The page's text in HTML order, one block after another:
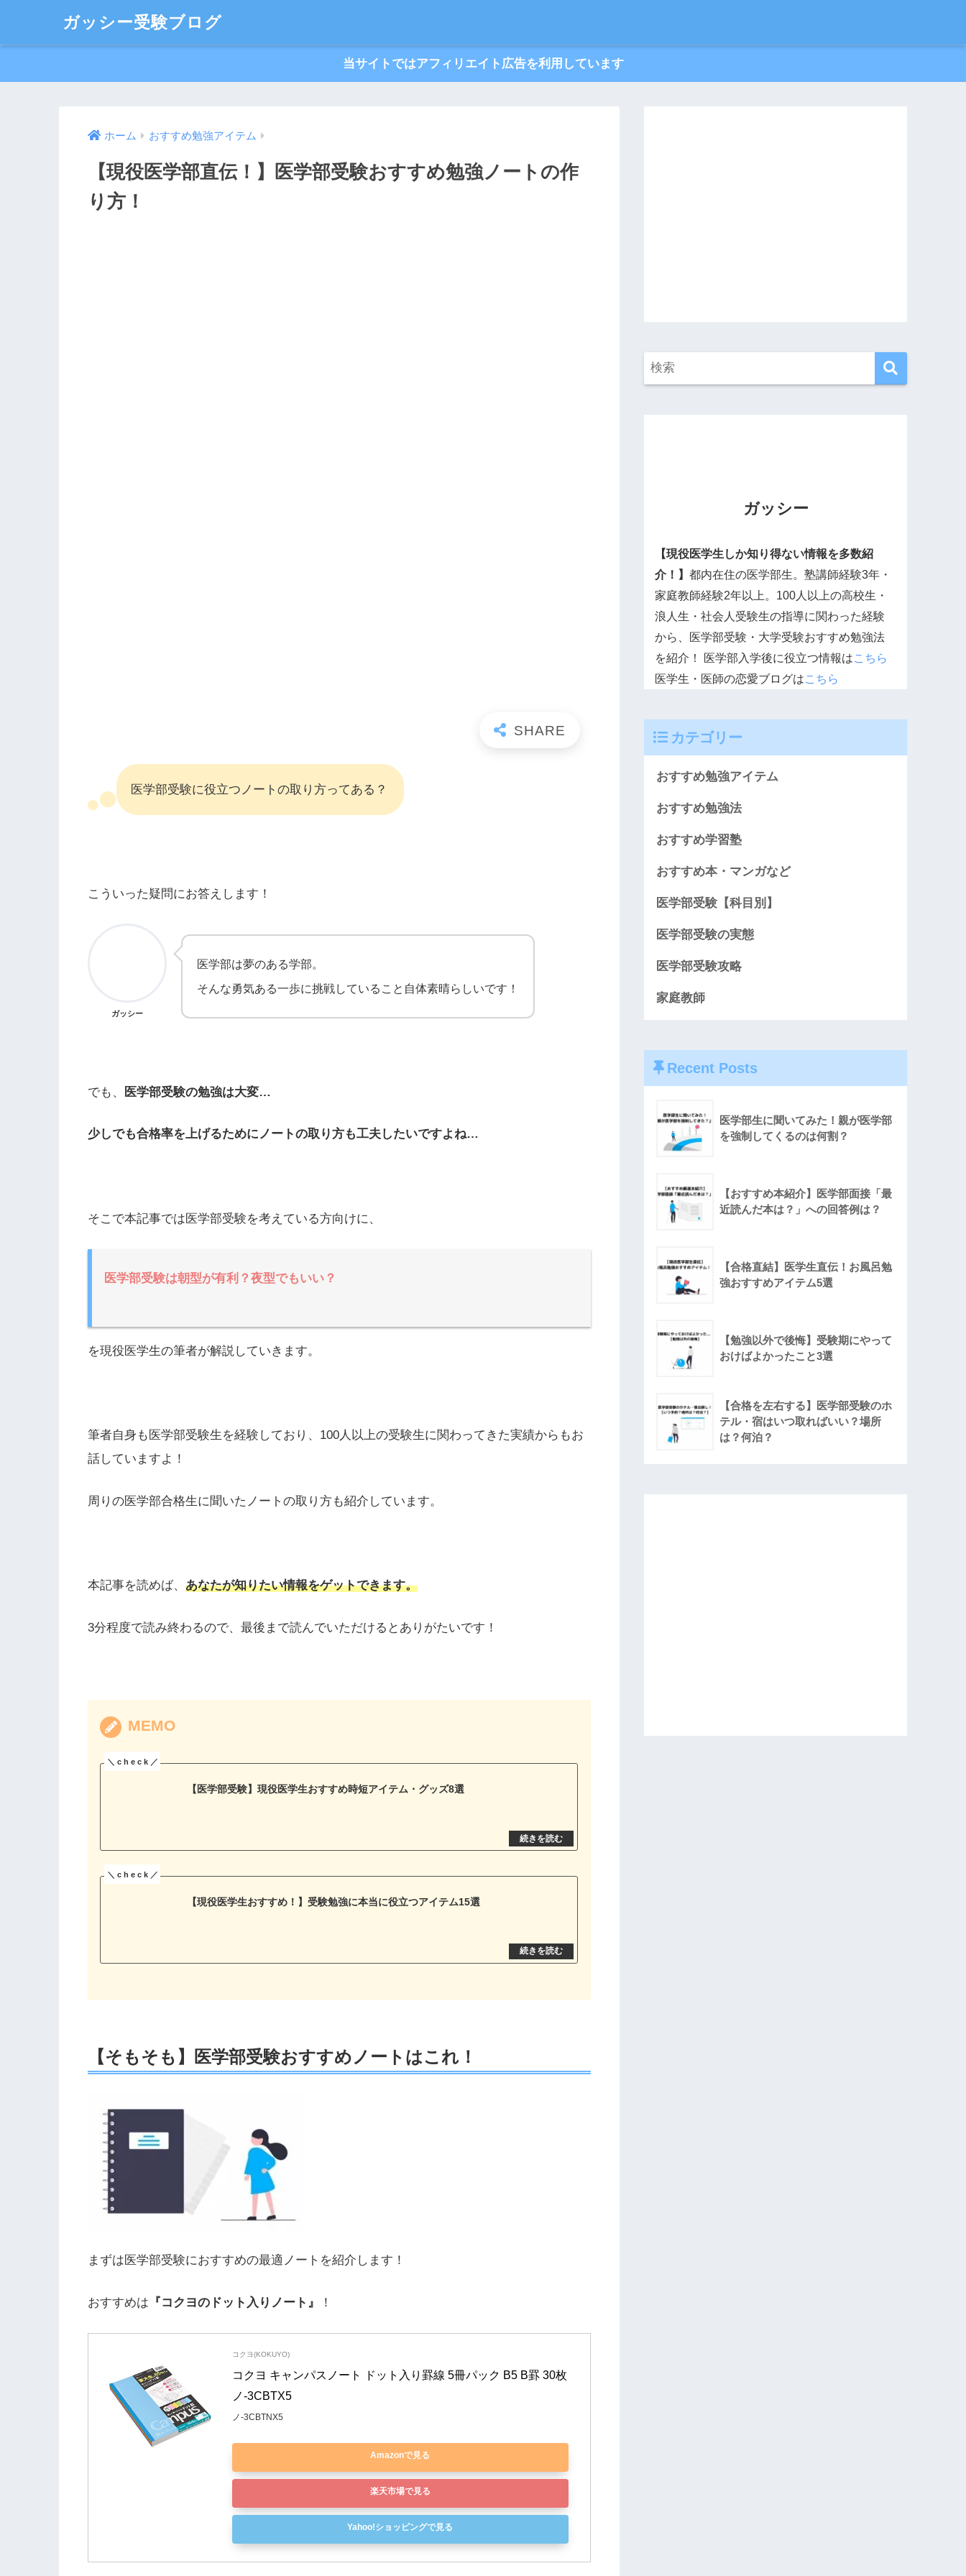
ガッシー受験ブログ
当サイトではアフィリエイト広告を利用しています
ホーム おすすめ勉強アイテム
【現役医学部直伝！】医学部受験おすすめ勉強ノートの作
り方！
医学部受験に役立つノートの取り方ってある？
こういった疑問にお答えします！
ガッシー
医学部は夢のある学部。
そんな勇気ある一歩に挑戦していること自体素晴らしいです！
でも、 医学部受験の勉強は大変…
少しでも合格率を上げるためにノートの取り方も工夫したいですよね…
そこで本記事では医学部受験を考えている方向けに、
医学部受験は朝型が有利？夜型でもいい？
を現役医学生の筆者が解説していきます。
筆者自身も医学部受験生を経験しており、100人以上の受験生に関わってきた実績からもお
話していますよ！
周りの医学部合格生に聞いたノートの取り方も紹介しています。
本記事を読めば、 あなたが知りたい情報をゲットできます。
3分程度で読み終わるので、最後まで読んでいただけるとありがたいです！
MEMO
【医学部受験】現役医学生おすすめ時短アイテム・グッズ8選
【現役医学生おすすめ！】受験勉強に本当に役立つアイテム15選
【そもそも】医学部受験おすすめノートはこれ！
まずは医学部受験におすすめの最適ノートを紹介します！
おすすめは 『コクヨのドット入りノート』 ！
コクヨ(KOKUYO)
コクヨ キャンパスノート ドット入り罫線 5冊パック B5 B罫 30枚
ノ-3CBTX5
ノ-3CBTNX5
Amazonで見る
楽天市場で見る
Yahoo!ショッピングで見る
ガッシー
【現役医学生しか知り得ない情報を多数紹
介！】都内在住の医学部生。塾講師経験3年・
家庭教師経験2年以上。100人以上の高校生・
浪人生・社会人受験生の指導に関わった経験
から、医学部受験・大学受験おすすめ勉強法
を紹介！ 医学部入学後に役立つ情報はこちら
医学生・医師の恋愛ブログはこちら
カテゴリー
おすすめ勉強アイテム
おすすめ勉強法
おすすめ学習塾
おすすめ本・マンガなど
医学部受験【科目別】
医学部受験の実態
医学部受験攻略
家庭教師
Recent Posts
医学部生に聞いてみた！親が医学部
を強制してくるのは何割？
【おすすめ本紹介】医学部面接「最
近読んだ本は？」への回答例は？
【合格直結】医学生直伝！お風呂勉
強おすすめアイテム5選
【勉強以外で後悔】受験期にやって
おけばよかったこと3選
【合格を左右する】医学部受験のホ
テル・宿はいつ取ればいい？場所
は？何泊？